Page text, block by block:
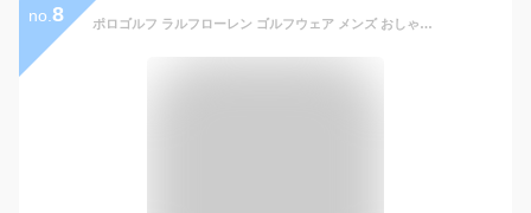
no. 8 ポロゴルフ ラルフローレン ゴルフウェア メンズ おしゃれ 秋冬ウェア 長袖メンズウェア RLX フェザー ウェイト エアフロー 長袖ポロシャツ 大きいサイズ USA直輸入 あす楽対応